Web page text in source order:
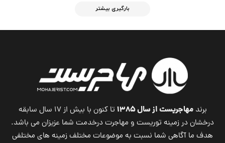
بارگیری بیشتر
برندمهاجریست از سال ۱۳۸۵
تا کنون با بیش از ۱۷ سال سابقه
درخشان در زمینه توریست و مهاجرت درخدمت شما عزیزان می باشد.
هدف ما آگاهی شما نسبت به موضوعات مختلف زمینه های مختلفی